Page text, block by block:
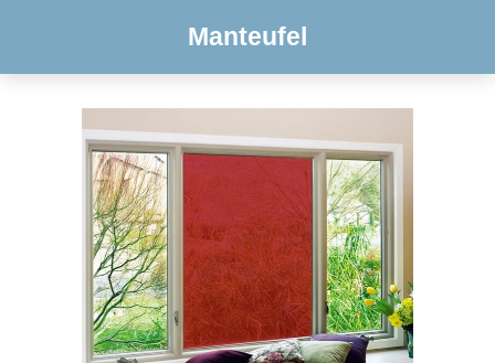
Manteufel